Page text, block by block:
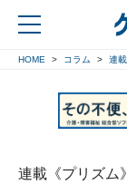
HOME コラム 連
連載《プリズム》